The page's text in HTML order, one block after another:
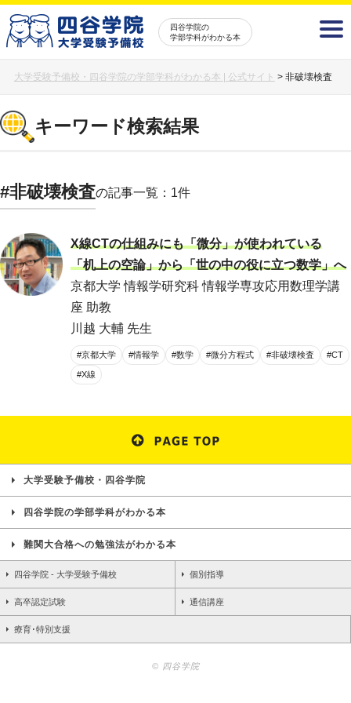
四谷学院の
学部学科がわかる本
大学受験予備校・四谷学院の学部学科がわかる本 | 公式サイト > 非破壊検査
キーワード検索結果
#非破壊検査の記事一覧：1件
X線CTの仕組みにも「微分」が使われている
「机上の空論」から「世の中の役に立つ数学」へ
京都大学 情報学研究科 情報学専攻応用数理学講
座 助教
川越 大輔 先生
#京都大学 #情報学 #数学 #微分方程式 #非破壊検査 #CT
#X線
大学受験予備校・四谷学院
四谷学院の学部学科がわかる本
難関大合格への勉強法がわかる本
四谷学院 - 大学受験予備校 個別指導
高卒認定試験 通信講座
療育･特別支援
© 四谷学院